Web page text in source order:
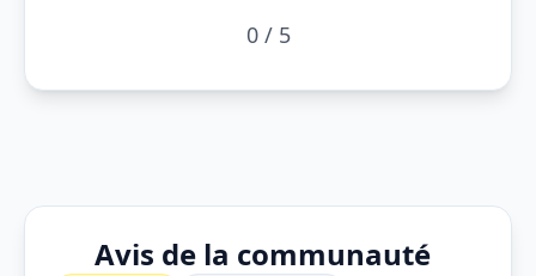
0 / 5
Avis de la communauté